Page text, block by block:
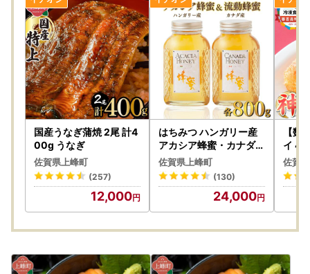
ろしくお願いいたします。
【総務大臣から「ふるさと納税の対象となる地方団体」とし
て指定を受けました】
佐賀県上峰町は総務大臣の指定により、これまで通りふるさ
と納税の対象となりました。
引き続き上峰町を応援していただきますよう、よろしくお願
い申し上げます。
指定対象期間：令和7年10月1日から令和8年9月30日
【返礼品の発送について】
返礼品の発送は、取扱事業者の準備が整い次第順次発送して
おりますが、人気のお品につきましてはお時間をいただく場
合がございます。
ますので併せてご確認いただけますと幸いです。
無かった際など受取人様のご都合でお受取りいただけなかっ
国産うなぎ蒲焼 2尾 計4
00g うなぎ
佐賀県上峰町
(257)
12,000
はちみつ ハンガリー産
アカシア蜂蜜・カナダ産
流動蜂蜜 はちみつ
佐賀県上峰町
(130)
24,000
【数
イ
佐賀